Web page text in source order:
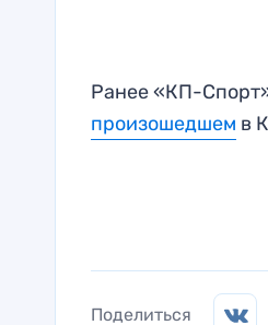
Ранее «КП-
произошедшем в
Поделиться